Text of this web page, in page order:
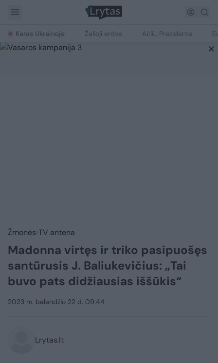
Karas Ukrainoje Žalioji erdvė Ačiū, Prezidente
Žmonės TV antena
Madonna virtęs ir triko pasipuošęs
santūrusis J. Baliukevičius: „Tai
buvo pats didžiausias iššūkis“
2023 m. balandžio 22 d. 09:44
Lrytas.lt